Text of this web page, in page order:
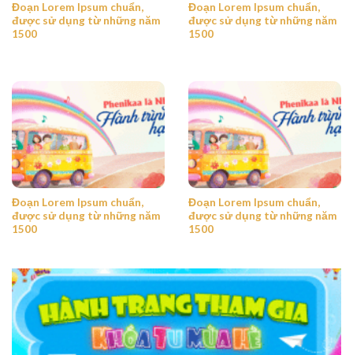
Đoạn Lorem Ipsum chuẩn,
được sử dụng từ những năm
1500
Đoạn Lorem Ipsum chuẩn,
được sử dụng từ những năm
1500
Đoạn Lorem Ipsum chuẩn,
được sử dụng từ những năm
1500
Đoạn Lorem Ipsum chuẩn,
được sử dụng từ những năm
1500